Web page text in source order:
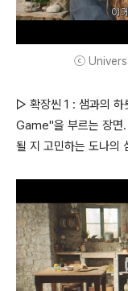
ⓒ
▷ 확장씬 1 : 샘과의
Game"을 부르는 장면.
될 지 고민하는 도나의